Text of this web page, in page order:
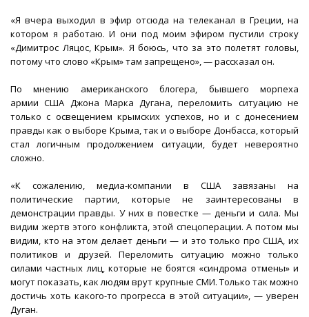
«Я вчера выходил в эфир отсюда на телеканал в Греции, на
котором я работаю. И они под моим эфиром пустили строку
«Димитрос Ляцос, Крым». Я боюсь, что за это полетят головы,
потому что слово «Крым» там запрещено», — рассказал он.
По мнению американского блогера, бывшего морпеха
армии США Джона Марка Дугана, переломить ситуацию не
только с освещением крымских успехов, но и с донесением
правды как о выборе Крыма, так и о выборе Донбасса, который
стал логичным продолжением ситуации, будет невероятно
сложно.
«К сожалению, медиа-компании в США завязаны на
политические партии, которые не заинтересованы в
демонстрации правды. У них в повестке — деньги и сила. Мы
видим жертв этого конфликта, этой спецоперации. А потом мы
видим, кто на этом делает деньги — и это только про США, их
политиков и друзей. Переломить ситуацию можно только
силами частных лиц, которые не боятся «синдрома отмены» и
могут показать, как людям врут крупные СМИ. Только так можно
достичь хоть какого-то прогресса в этой ситуации», — уверен
Дуган.